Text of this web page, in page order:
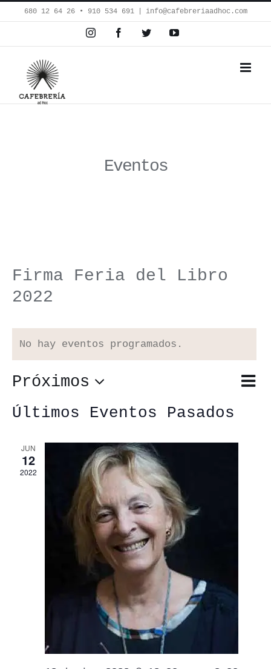
Saltar
al
contenido
680 12 64 26‬ • 910 534 691 info@cafebreriaadhoc.com
InstagramFacebookTwitterYouTube
Eventos
Firma Feria del Libro
2022
No hay eventos programados.
Lista
Próximos
Selecciona
fecha.
Últimos Eventos Pasados
JUN
12
2022